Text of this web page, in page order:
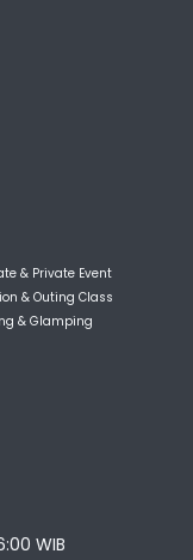
& Private Event
& Outing Class
& Glamping
WIB